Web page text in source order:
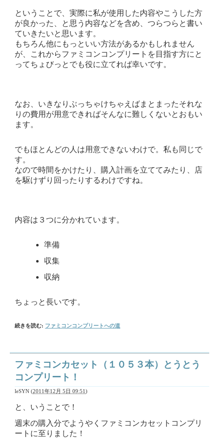
ということで、実際に私が使用した内容やこうした方
が良かった、と思う内容などを含め、つらつらと書い
ていきたいと思います。
もちろん他にもっといい方法があるかもしれません
が、これからファミコンコンプリートを目指す方にと
ってちょびっとでも役に立てれば幸いです。
なお、いきなりぶっちゃけちゃえばまとまったそれな
りの費用が用意できればそんなに難しくないとおもい
ます。
でもほとんどの人は用意できないわけで。私も同じで
す。
なので時間をかけたり、購入計画を立ててみたり、店
を駆けずり回ったりするわけですね。
内容は３つに分かれています。
準備
収集
収納
ちょっと長いです。
続きを読む: ファミコンコンプリートへの道
ファミコンカセット（１０５３本）とうとう
コンプリート！
leSYN (2011年12月 5日 09:51)
と、いうことで！
週末の購入分でようやくファミコンカセットコンプリ
ートに至りました！